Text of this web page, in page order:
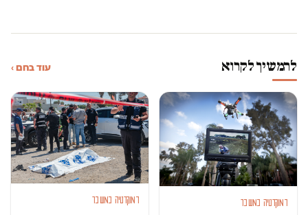
להמשיך לקרוא עוד בחם ›
דמוקרטיה במשבר דמוקרטיה במשבר